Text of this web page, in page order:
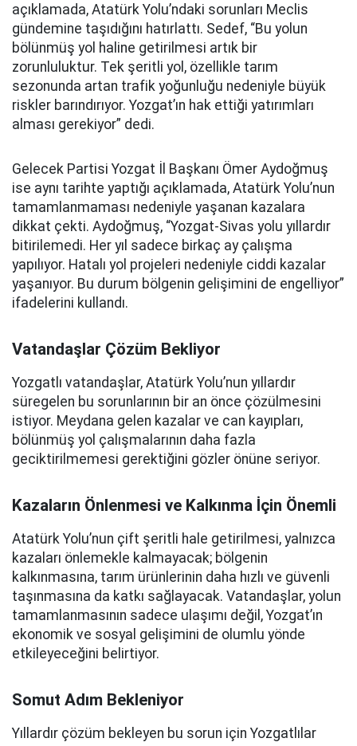
açıklamada, Atatürk Yolu’ndaki sorunları Meclis
gündemine taşıdığını hatırlattı. Sedef, “Bu yolun
bölünmüş yol haline getirilmesi artık bir
zorunluluktur. Tek şeritli yol, özellikle tarım
sezonunda artan trafik yoğunluğu nedeniyle büyük
riskler barındırıyor. Yozgat’ın hak ettiği yatırımları
alması gerekiyor” dedi.
Gelecek Partisi Yozgat İl Başkanı Ömer Aydoğmuş
ise aynı tarihte yaptığı açıklamada, Atatürk Yolu’nun
tamamlanmaması nedeniyle yaşanan kazalara
dikkat çekti. Aydoğmuş, “Yozgat-Sivas yolu yıllardır
bitirilemedi. Her yıl sadece birkaç ay çalışma
yapılıyor. Hatalı yol projeleri nedeniyle ciddi kazalar
yaşanıyor. Bu durum bölgenin gelişimini de engelliyor”
ifadelerini kullandı.
Vatandaşlar Çözüm Bekliyor
Yozgatlı vatandaşlar, Atatürk Yolu’nun yıllardır
süregelen bu sorunlarının bir an önce çözülmesini
istiyor. Meydana gelen kazalar ve can kayıpları,
bölünmüş yol çalışmalarının daha fazla
geciktirilmemesi gerektiğini gözler önüne seriyor.
Kazaların Önlenmesi ve Kalkınma İçin Önemli
Atatürk Yolu’nun çift şeritli hale getirilmesi, yalnızca
kazaları önlemekle kalmayacak; bölgenin
kalkınmasına, tarım ürünlerinin daha hızlı ve güvenli
taşınmasına da katkı sağlayacak. Vatandaşlar, yolun
tamamlanmasının sadece ulaşımı değil, Yozgat’ın
ekonomik ve sosyal gelişimini de olumlu yönde
etkileyeceğini belirtiyor.
Somut Adım Bekleniyor
Yıllardır çözüm bekleyen bu sorun için Yozgatlılar